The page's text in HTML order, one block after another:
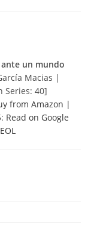
un mundo
Macias |
Series: 40]
from Amazon |
Read on Google